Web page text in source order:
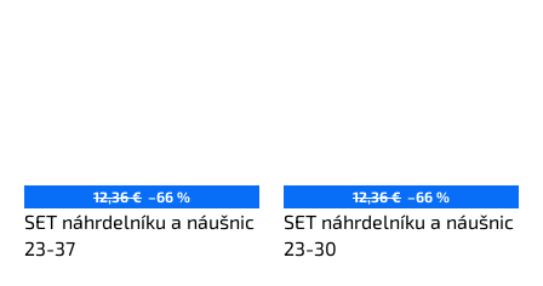
12,36 € –66 %
SET náhrdelníku a náušnic
23-37
12,36 € –66 %
SET náhrdelníku a náušnic
23-30